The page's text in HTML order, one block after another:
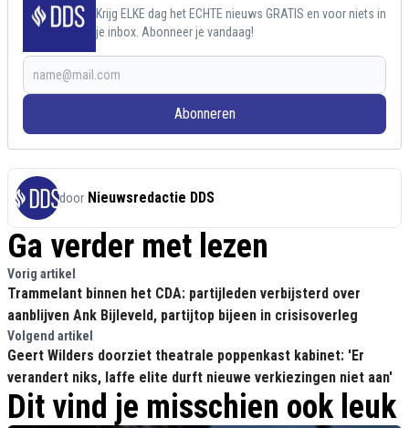
Krijg ELKE dag het ECHTE nieuws GRATIS en voor niets in
je inbox. Abonneer je vandaag!
Abonneren
door Nieuwsredactie DDS
Ga verder met lezen
Vorig artikel
Trammelant binnen het CDA: partijleden verbijsterd over
aanblijven Ank Bijleveld, partijtop bijeen in crisisoverleg
Volgend artikel
Geert Wilders doorziet theatrale poppenkast kabinet: 'Er
verandert niks, laffe elite durft nieuwe verkiezingen niet aan'
Dit vind je misschien ook leuk